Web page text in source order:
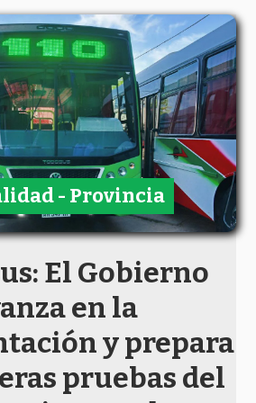
El Gobierno
en la
y prepara
pruebas del
- Provincia